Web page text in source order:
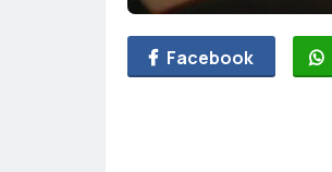
Facebook